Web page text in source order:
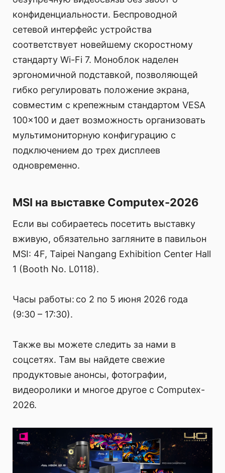
конфиденциальности. Беспроводной
сетевой интерфейс устройства
соответствует новейшему скоростному
стандарту Wi-Fi 7. Моноблок наделен
эргономичной подставкой, позволяющей
гибко регулировать положение экрана,
совместим с крепежным стандартом VESA
100x100 и дает возможность организовать
мультимониторную конфигурацию с
подключением до трех дисплеев
одновременно.
MSI на выставке Computex-2026
Если вы собираетесь посетить выставку
вживую, обязательно загляните в павильон
MSI: 4F, Taipei Nangang Exhibition Center Hall
1 (Booth No. L0118).
Часы работы: со 2 по 5 июня 2026 года
(9:30 – 17:30).
Также вы можете следить за нами в
соцсетях. Там вы найдете свежие
продуктовые анонсы, фотографии,
видеоролики и многое другое с Computex-
2026.